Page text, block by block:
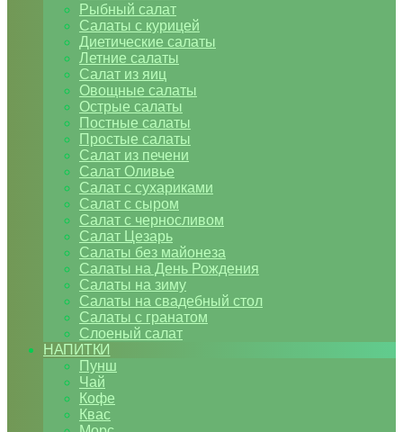
Рыбный салат
Салаты с курицей
Диетические салаты
Летние салаты
Салат из яиц
Овощные салаты
Острые салаты
Постные салаты
Простые салаты
Салат из печени
Салат Оливье
Салат с сухариками
Салат с сыром
Салат с черносливом
Салат Цезарь
Салаты без майонеза
Салаты на День Рождения
Салаты на зиму
Салаты на свадебный стол
Салаты с гранатом
Слоеный салат
НАПИТКИ
Пунш
Чай
Кофе
Квас